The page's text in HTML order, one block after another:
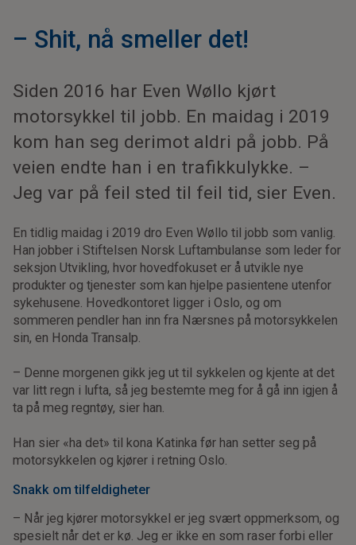
– Shit, nå smeller det!
Siden 2016 har Even Wøllo kjørt
motorsykkel til jobb. En maidag i 2019
kom han seg derimot aldri på jobb. På
veien endte han i en trafikkulykke. –
Jeg var på feil sted til feil tid, sier Even.
En tidlig maidag i 2019 dro Even Wøllo til jobb som vanlig.
Han jobber i Stiftelsen Norsk Luftambulanse som leder for
seksjon Utvikling, hvor hovedfokuset er å utvikle nye
produkter og tjenester som kan hjelpe pasientene utenfor
sykehusene. Hovedkontoret ligger i Oslo, og om
sommeren pendler han inn fra Nærsnes på motorsykkelen
sin, en Honda Transalp.
– Denne morgenen gikk jeg ut til sykkelen og kjente at det
var litt regn i lufta, så jeg bestemte meg for å gå inn igjen å
ta på meg regntøy, sier han.
Han sier «ha det» til kona Katinka før han setter seg på
motorsykkelen og kjører i retning Oslo.
Snakk om tilfeldigheter
– Når jeg kjører motorsykkel er jeg svært oppmerksom, og
spesielt når det er kø. Jeg er ikke en som raser forbi eller